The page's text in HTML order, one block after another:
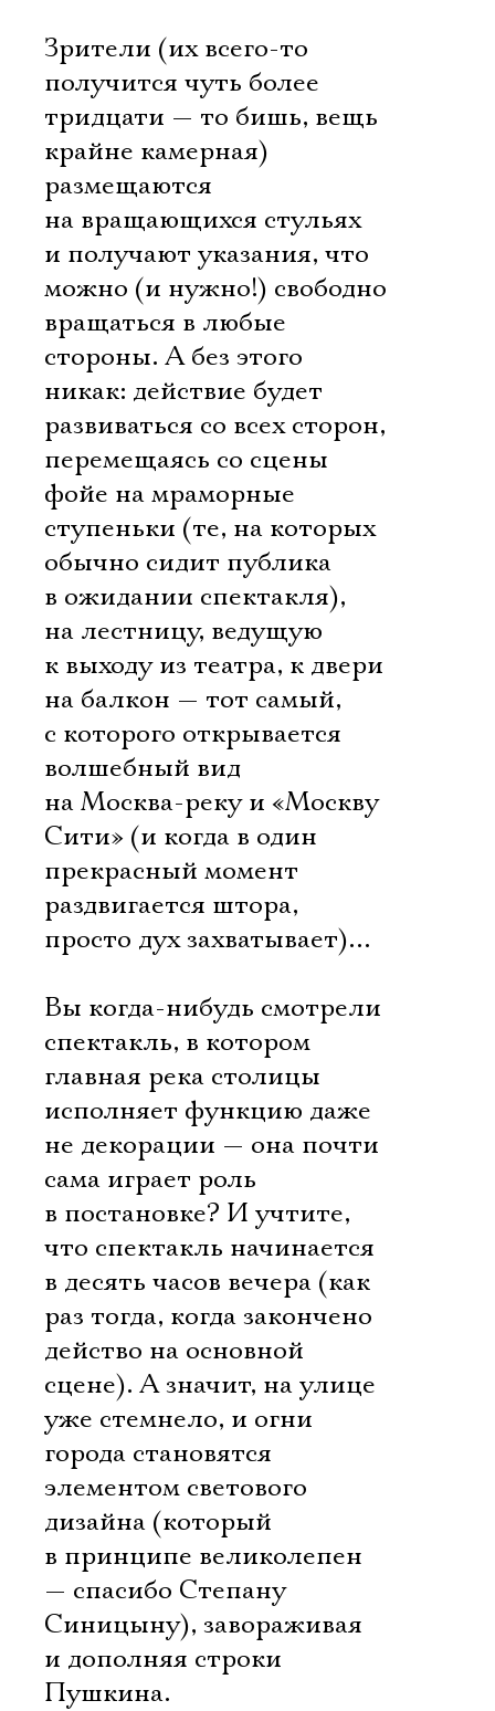
Зрители (их всего-то
получится чуть более
тридцати — то бишь, вещь
крайне камерная)
размещаются
на вращающихся стульях
и получают указания, что
можно (и нужно!) свободно
вращаться в любые
стороны. А без этого
никак: действие будет
развиваться со всех сторон,
перемещаясь со сцены
фойе на мраморные
ступеньки (те, на которых
обычно сидит публика
в ожидании спектакля),
на лестницу, ведущую
к выходу из театра, к двери
на балкон — тот самый,
с которого открывается
волшебный вид
на Москва-реку и «Москву
Сити» (и когда в один
прекрасный момент
раздвигается штора,
просто дух захватывает)…
Вы когда-нибудь смотрели
спектакль, в котором
главная река столицы
исполняет функцию даже
не декорации — она почти
сама играет роль
в постановке? И учтите,
что спектакль начинается
в десять часов вечера (как
раз тогда, когда закончено
действо на основной
сцене). А значит, на улице
уже стемнело, и огни
города становятся
элементом светового
дизайна (который
в принципе великолепен
— спасибо Степану
Синицыну), завораживая
и дополняя строки
Пушкина.